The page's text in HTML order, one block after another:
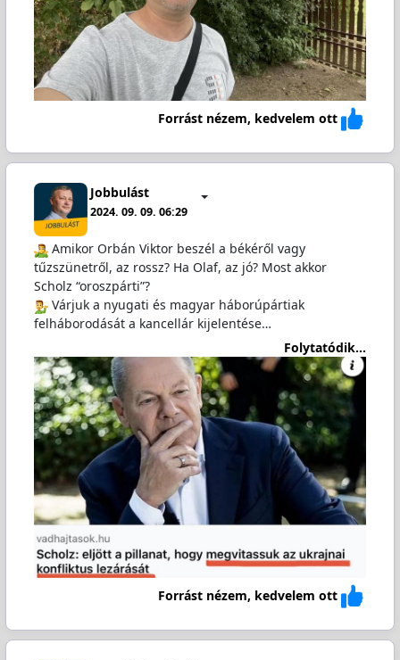
Forrást nézem, kedvelem ott
Jobbulást
2024. 09. 09. 06:29
️ Amikor Orbán Viktor beszél a békéről vagy
tűzszünetről, az rossz? Ha Olaf, az jó? Most akkor
Scholz “oroszpárti”?
️ Várjuk a nyugati és magyar háborúpártiak
felháborodását a kancellár kijelentése…
Folytatódik...
Forrást nézem, kedvelem ott